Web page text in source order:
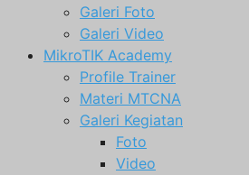
Galeri Foto
Galeri Video
MikroTIK Academy
Profile Trainer
Materi MTCNA
Galeri Kegiatan
Foto
Video